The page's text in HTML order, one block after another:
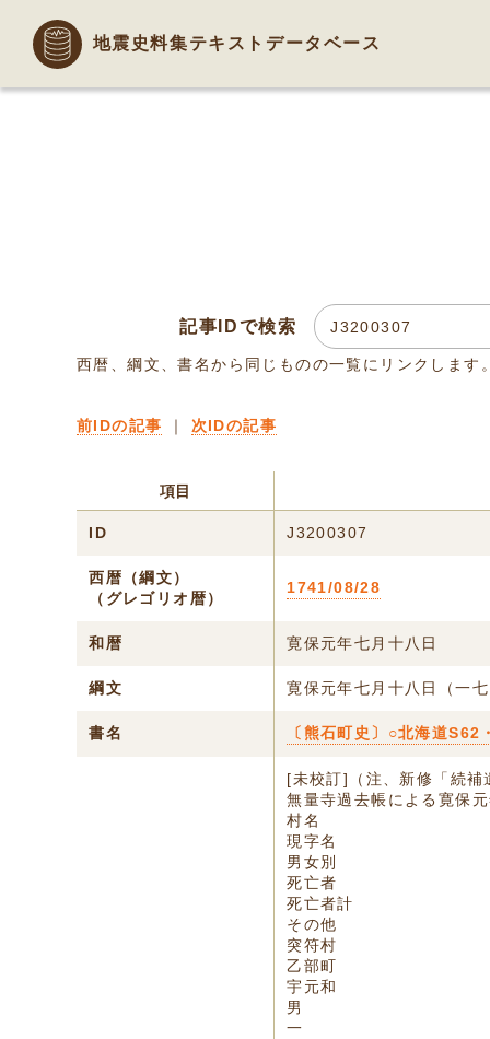
地震史料集テキストデータベース
記事IDで検索
西暦、綱文、書名から同じものの一覧にリンクします
前IDの記事 ｜ 次IDの記事
項目
ID J3200307
西暦（綱文）
（グレゴリオ暦）
1741/08/28
和暦 寛保元年七月十八日
綱文 寛保元年七月十八日（一
書名 〔熊石町史〕○北海道
[未校訂]（注、新修「続
無量寺過去帳による寛保
村名
現字名
男女別
死亡者
死亡者計
その他
突符村
乙部町
宇元和
男
一